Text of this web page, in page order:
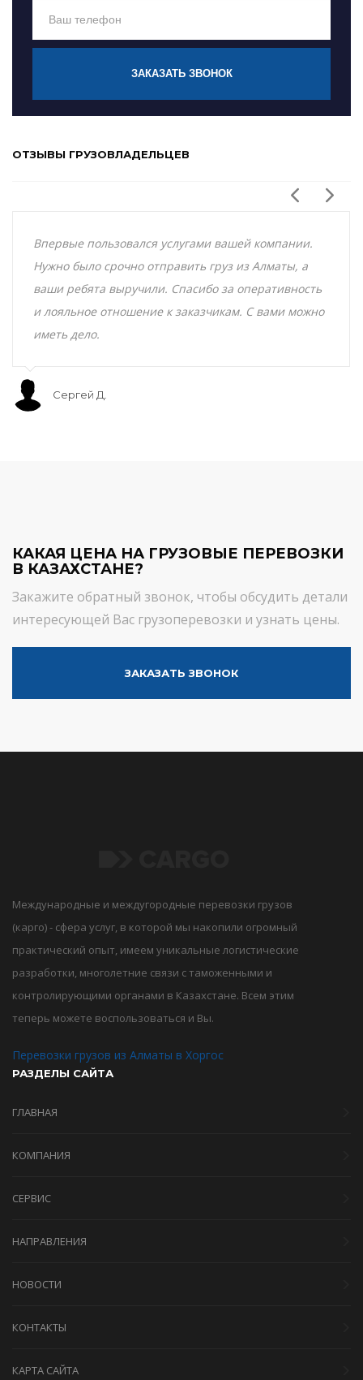
ЗАКАЗАТЬ ЗВОНОК
ОТЗЫВЫ ГРУЗОВЛАДЕЛЬЦЕВ
Впервые пользовался услугами вашей компании.
Нужно было срочно отправить груз из Алматы, а
ваши ребята выручили. Спасибо за оперативность
и лояльное отношение к заказчикам. С вами можно
иметь дело.
Сергей Д.
КАКАЯ ЦЕНА НА ГРУЗОВЫЕ ПЕРЕВОЗКИ
В КАЗАХСТАНЕ?
Закажите обратный звонок, чтобы обсудить детали
интересующей Вас грузоперевозки и узнать цены.
ЗАКАЗАТЬ ЗВОНОК
Международные и междугородные перевозки грузов
(карго) - сфера услуг, в которой мы накопили огромный
практический опыт, имеем уникальные логистические
разработки, многолетние связи с таможенными и
контролирующими органами в Казахстане. Всем этим
теперь можете воспользоваться и Вы.
Перевозки грузов из Алматы в Хоргос
РАЗДЕЛЫ САЙТА
ГЛАВНАЯ
КОМПАНИЯ
СЕРВИС
НАПРАВЛЕНИЯ
НОВОСТИ
КОНТАКТЫ
КАРТА САЙТА